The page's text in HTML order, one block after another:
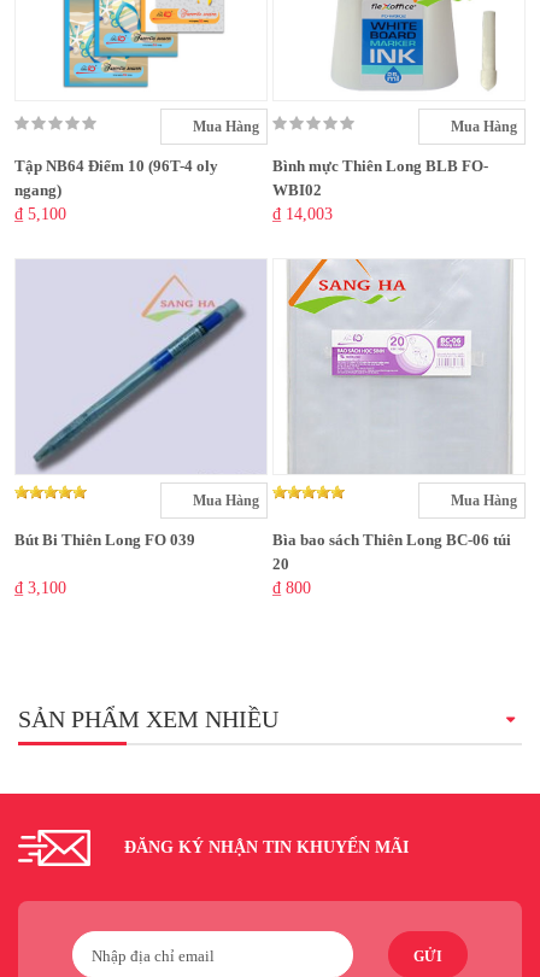
Mua Hàng
Tập NB64 Điểm 10 (96T-4 oly
ngang)
₫ 5,100
Mua Hàng
Bình mực Thiên Long BLB FO-
WBI02
₫ 14,003
Mua Hàng
Bút Bi Thiên Long FO 039
₫ 3,100
Mua Hàng
Bìa bao sách Thiên Long BC-06 túi
20
₫ 800
SẢN PHẨM XEM NHIỀU
ĐĂNG KÝ NHẬN TIN KHUYẾN MÃI
GỬI